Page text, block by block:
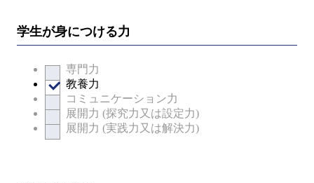
学生が身につける力
専門力
教養力
コミュニケーション力
展開力 (探究力又は設定力)
展開力 (実践力又は解決力)